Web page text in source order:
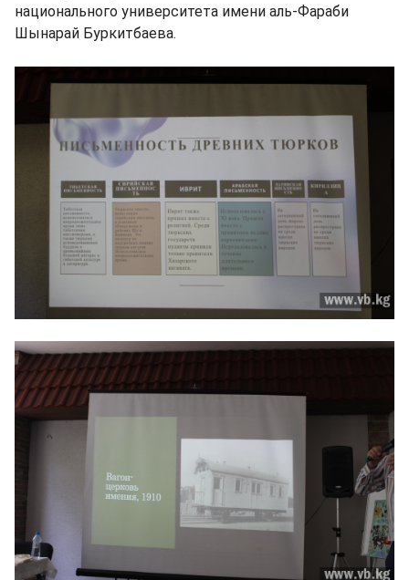
национального университета имени аль-Фараби
Шынарай Буркитбаева.